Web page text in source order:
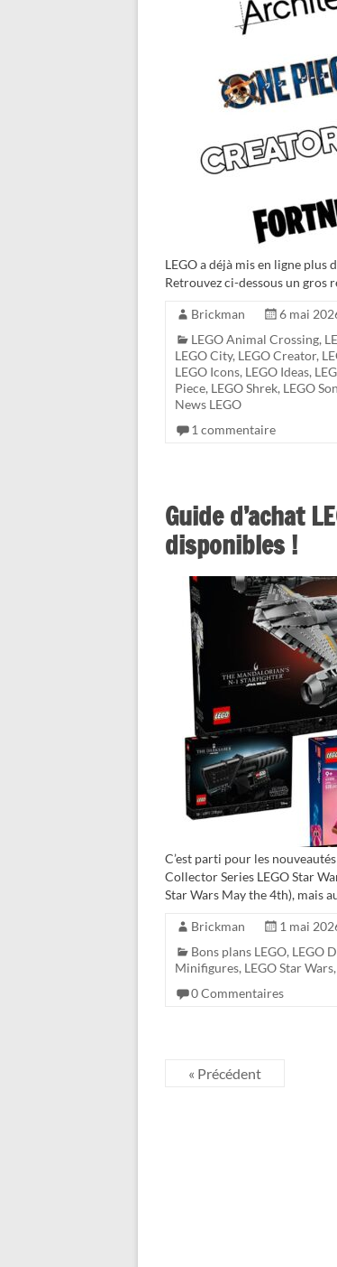
LEGO a déjà mis en ligne
Retrouvez ci-dessous un gros
Brickman
6 mai
LEGO Animal Crossing,
LEGO City, LEGO Creator,
LEGO Icons, LEGO Ideas,
Piece, LEGO Shrek, LEGO
News LEGO
1 commentaire
Guide d’achat
disponibles !
C’est parti pour les
Collector Series LEGO Star
Star Wars May the 4th), mais
Brickman
1 mai
Bons plans LEGO, LEGO
Minifigures, LEGO Star Wars,
0 Commentaires
« Précédent